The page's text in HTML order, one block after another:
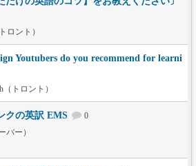
ロント）
Youtubers do you recommend for learni
（トロント）
クの英訳 EMS
0
バー）